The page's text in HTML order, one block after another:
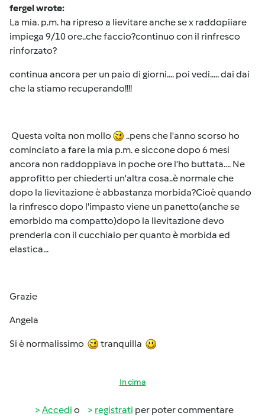
fergel wrote:
La mia. p.m. ha ripreso a lievitare anche se x raddopiiare
impiega 9/10 ore..che faccio?continuo con il rinfresco
rinforzato?
continua ancora per un paio di giorni.... poi vedi..... dai dai
che la stiamo recuperando!!!!
Questa volta non mollo
..pens che l'anno scorso ho
cominciato a fare la mia p.m. e siccone dopo 6 mesi
ancora non raddoppiava in poche ore l'ho buttata.... Ne
approfitto per chiederti un'altra cosa..è normale che
dopo la lievitazione è abbastanza morbida?Cioè quando
la rinfresco dopo l'impasto viene un panetto(anche se
emorbido ma compatto)dopo la lievitazione devo
prenderla con il cucchiaio per quanto è morbida ed
elastica...
Grazie
Angela
Si è normalissimo tranquilla
In cima
Accedi o registrati per poter commentare